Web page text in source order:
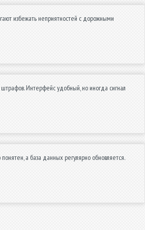
избежать неприятностей с дорожными
Интерфейс удобный, но иногда сигнал
а база данных регулярно обновляется.